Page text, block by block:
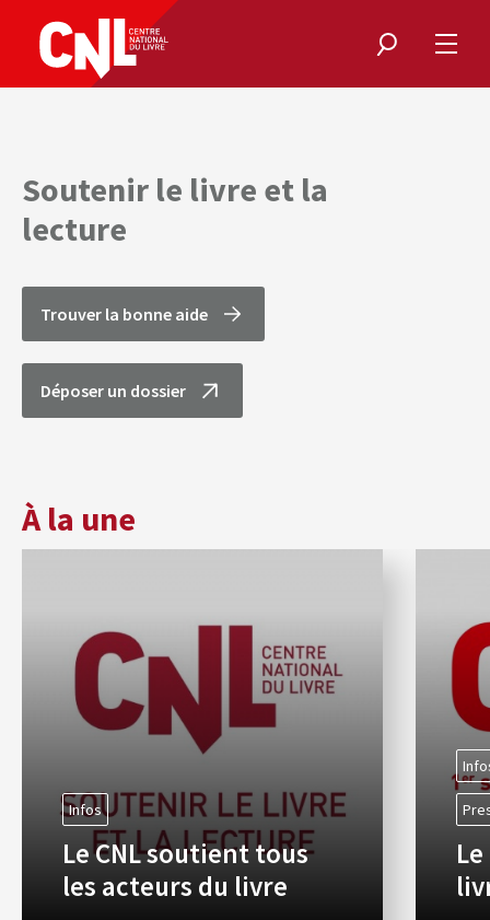
Rechercher
le
Soutenir le livre et la
lecture
Trouver la bonne aide
Déposer un dossier
À la une
Infos
Le CNL soutient tous
les acteurs du livre